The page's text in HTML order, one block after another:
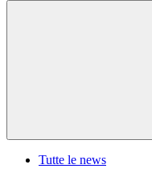
Tutte le news